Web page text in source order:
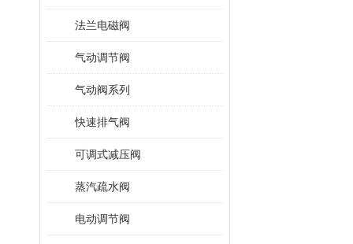
法兰电磁阀
气动调节阀
气动阀系列
快速排气阀
可调式减压阀
蒸汽疏水阀
电动调节阀